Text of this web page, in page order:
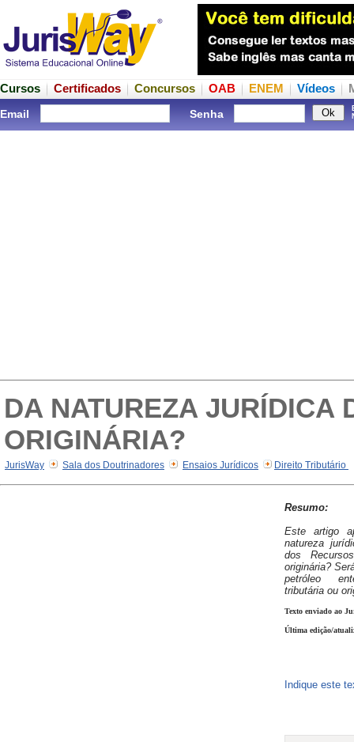
Cursos Certificados Concursos OAB ENEM Vídeos
Email Senha
DA NATUREZA JURÍDICA
ORIGINÁRIA?
JurisWay Sala dos Doutrinadores Ensaios Jurídicos Direito Tributário
Resumo:
Este artigo
natureza
dos
originária?
petróleo
tributária ou
Texto enviado ao
Última edição/
Indique este